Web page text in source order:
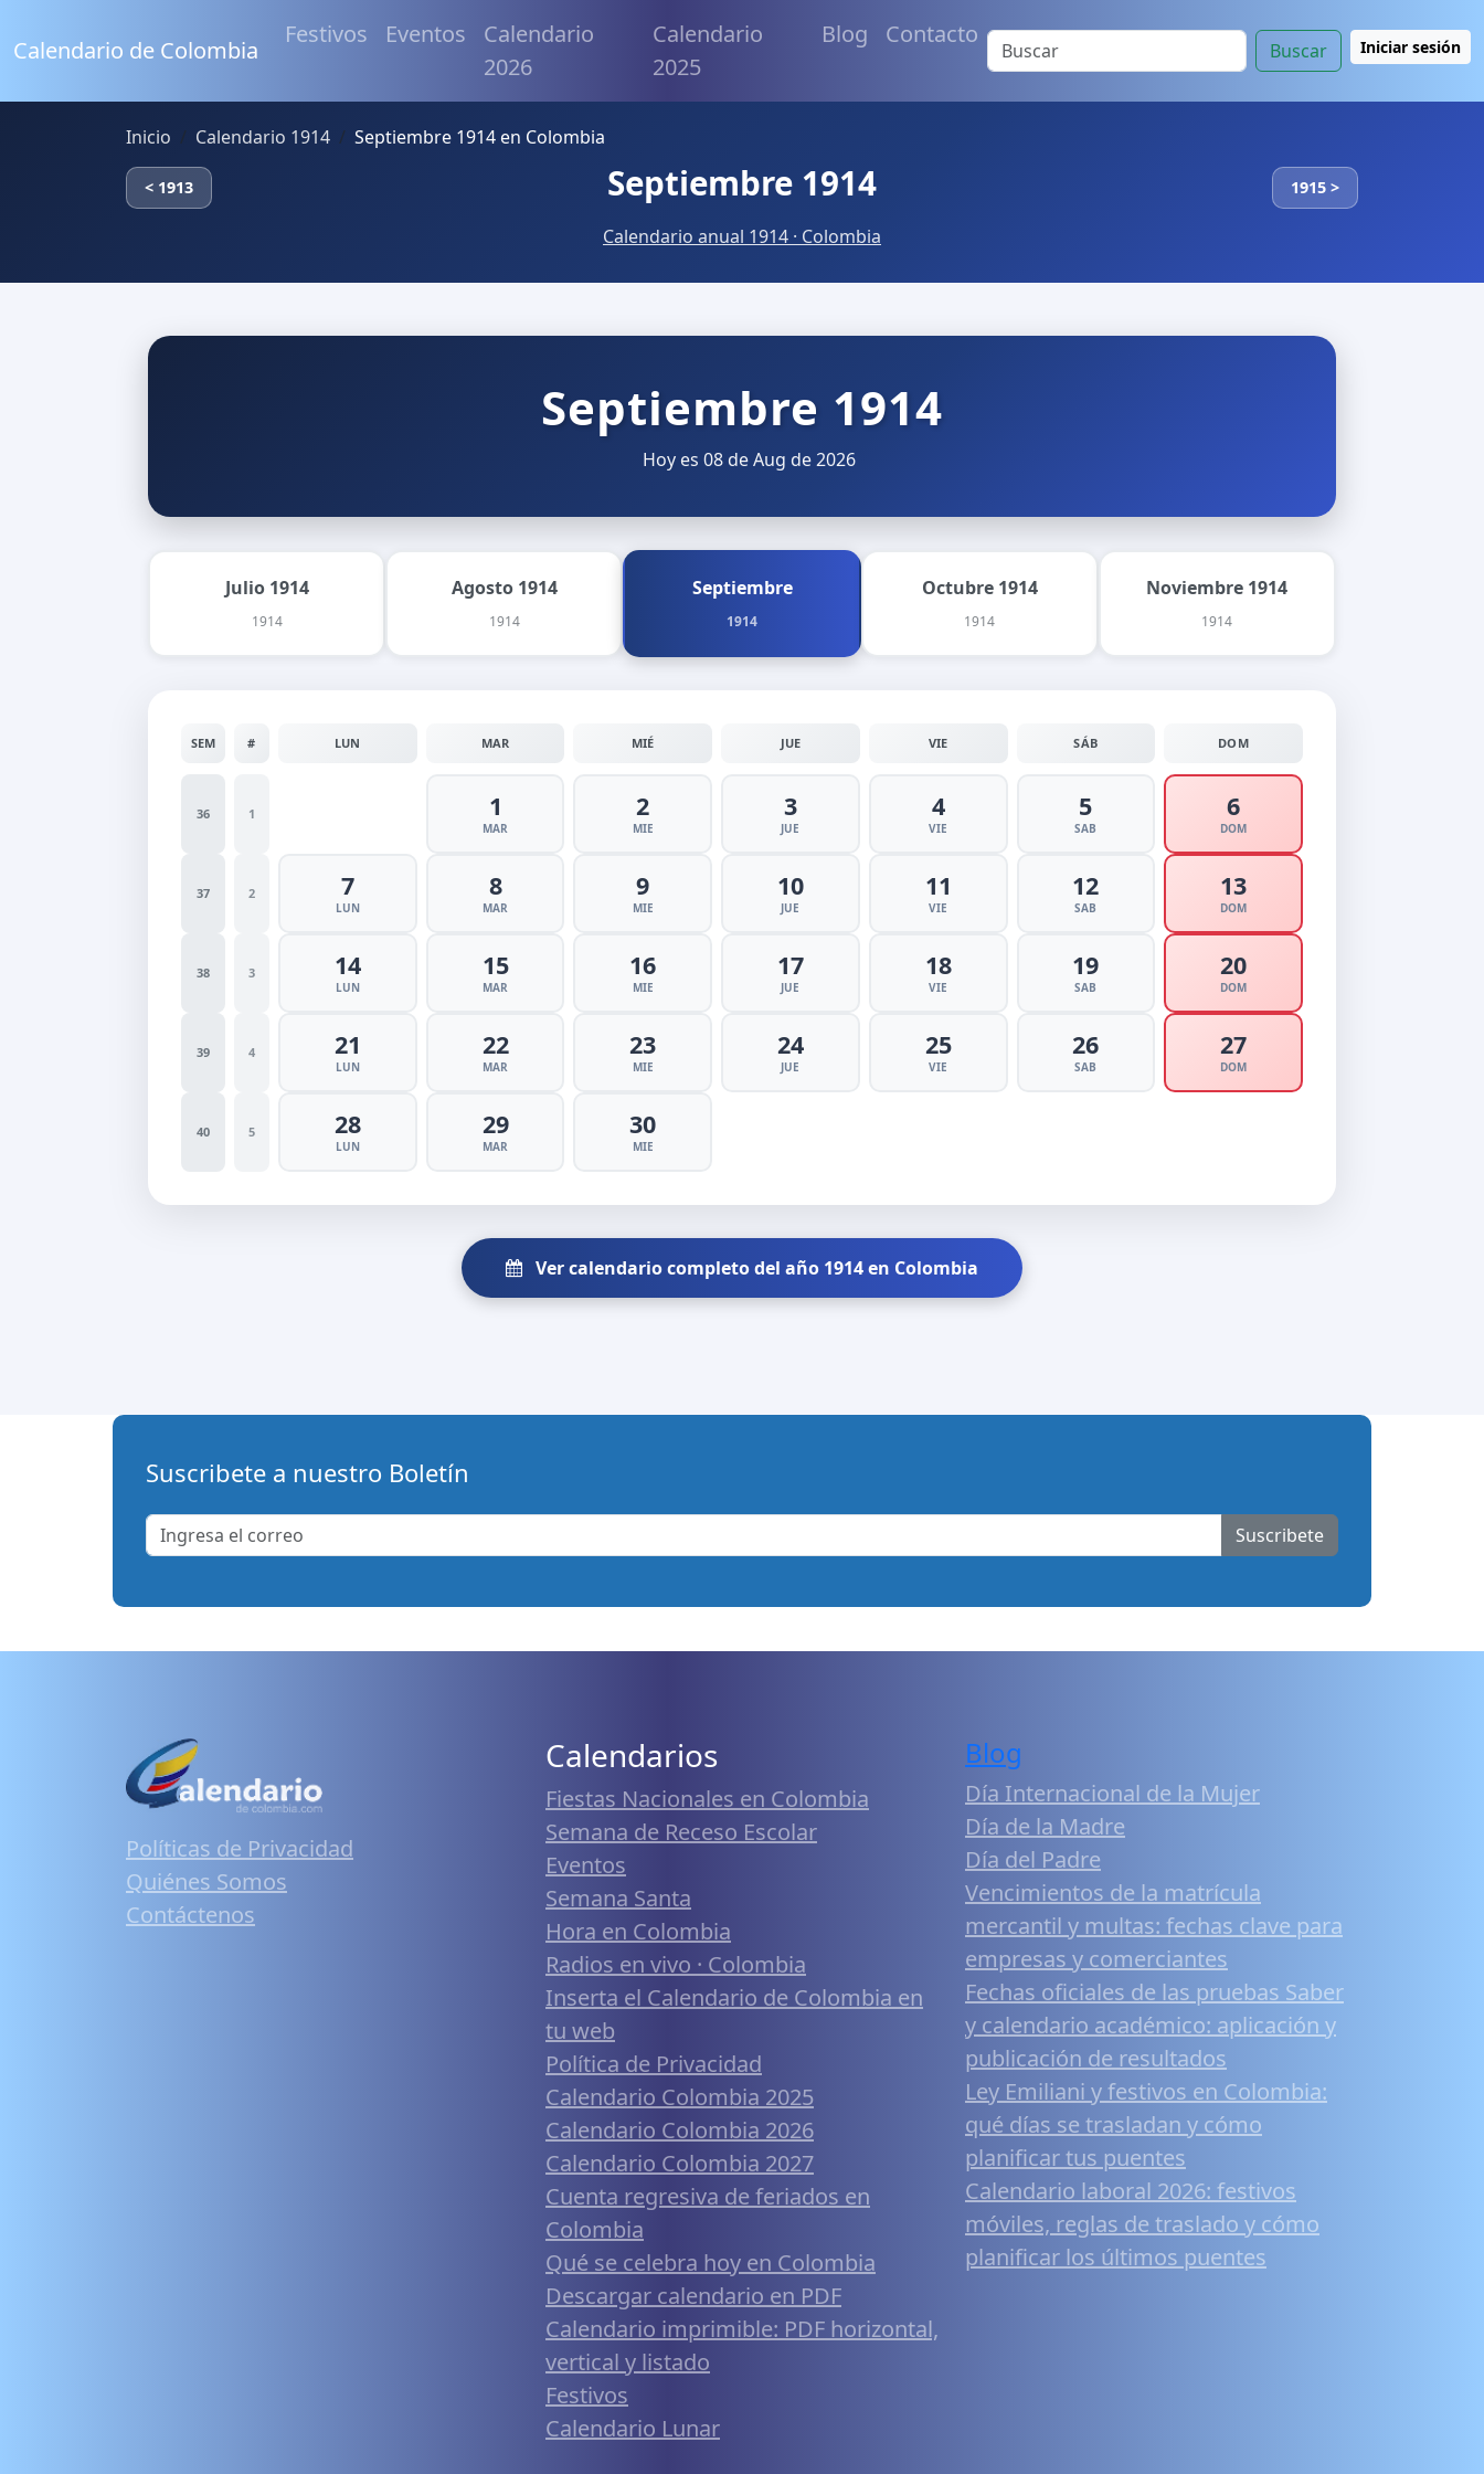
Calendario de Colombia
Festivos Eventos
Calendario
2026
Calendario
2025
Blog Contacto
Buscar Iniciar sesión
Inicio Calendario 1914 Septiembre 1914 en Colombia
< 1913 Septiembre 1914 1915 >
Calendario anual 1914 · Colombia
Septiembre 1914
Hoy es 08 de Aug de 2026
Julio 1914
1914
Agosto 1914
1914
Septiembre
1914
Octubre 1914
1914
Noviembre 1914
1914
SEM # LUN MAR MIÉ JUE VIE SÁB DOM
36 1 1
MAR
2
MIE
3
JUE
4
VIE
5
SAB
6
DOM
37 2 7
LUN
8
MAR
9
MIE
10
JUE
11
VIE
12
SAB
13
DOM
38 3 14
LUN
15
MAR
16
MIE
17
JUE
18
VIE
19
SAB
20
DOM
39 4 21
LUN
22
MAR
23
MIE
24
JUE
25
VIE
26
SAB
27
DOM
40 5 28
LUN
29
MAR
30
MIE
Ver calendario completo del año 1914 en Colombia
Suscribete a nuestro Boletín
Suscribete
Políticas de Privacidad
Quiénes Somos
Contáctenos
Calendarios
Fiestas Nacionales en Colombia
Semana de Receso Escolar
Eventos
Semana Santa
Hora en Colombia
Radios en vivo · Colombia
Inserta el Calendario de Colombia en
tu web
Política de Privacidad
Calendario Colombia 2025
Calendario Colombia 2026
Calendario Colombia 2027
Cuenta regresiva de feriados en
Colombia
Qué se celebra hoy en Colombia
Descargar calendario en PDF
Calendario imprimible: PDF horizontal,
vertical y listado
Festivos
Calendario Lunar
Blog
Día Internacional de la Mujer
Día de la Madre
Día del Padre
Vencimientos de la matrícula
mercantil y multas: fechas clave para
empresas y comerciantes
Fechas oficiales de las pruebas Saber
y calendario académico: aplicación y
publicación de resultados
Ley Emiliani y festivos en Colombia:
qué días se trasladan y cómo
planificar tus puentes
Calendario laboral 2026: festivos
móviles, reglas de traslado y cómo
planificar los últimos puentes